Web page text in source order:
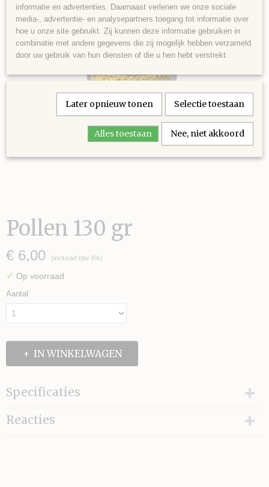
Pollen 130 gr
€ 6,00 (inclusief btw 9%)
✓ Op voorraad
Aantal
IN WINKELWAGEN
Specificaties
Netto gewicht
130,00 g
Reacties
informatie en advertenties. Daarnaast verlenen we onze sociale
media-, advertentie- en analysepartners toegang tot informatie over
hoe u onze site gebruikt. Zij kunnen deze informatie gebruiken in
combinatie met andere gegevens die zij mogelijk hebben verzameld
door uw gebruik van hun diensten of die u hen hebt verstrekt.
Later opnieuw tonen Selectie toestaan
Alles toestaan Nee, niet akkoord